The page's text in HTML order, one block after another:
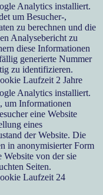
Analytics installiert.
um Besucher-,
zu berechnen und die
Analysebericht zu
diese Informationen
generierte Nummer
zu identifizieren.
Laufzeit 2 Jahre
Analytics installiert.
um Informationen
eine Website
eines
der Website. Die
in anonymisierter Form
Website von der sie
Seiten.
Laufzeit 24